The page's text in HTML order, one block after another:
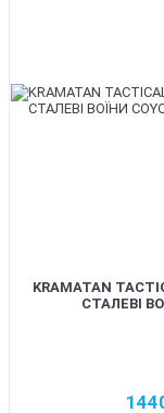
KRAMATAN
СТАЛЕВІ